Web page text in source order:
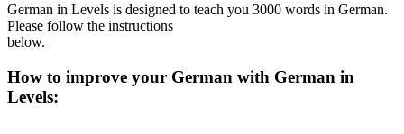
German in Levels is designed to teach you 3000 words in German.
Please follow the instructions
below.
How to improve your German with German in
Levels: